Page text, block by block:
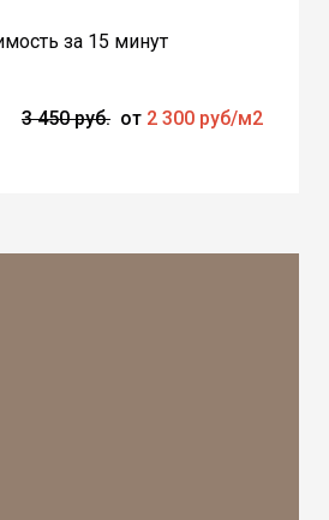
за 15 минут
3 450 руб. от 2 300 руб/м2